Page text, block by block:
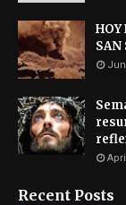
HOY
SAN
Recent Posts